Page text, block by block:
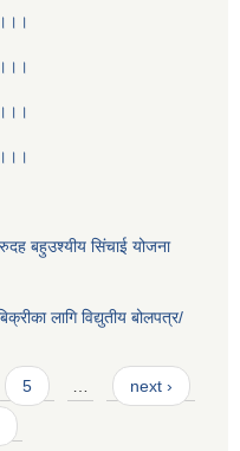
बहुउश्यीय सिंचाई योजना
लागि विद्युतीय बोलपत्र/
5 … next ›